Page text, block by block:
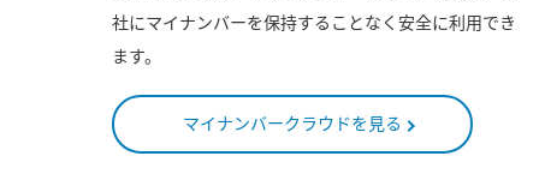
社にマイナンバーを保持することなく安全に利用でき
ます。
マイナンバークラウドを見る